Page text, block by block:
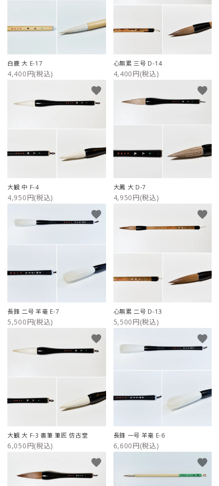
白鹿 大 E-17
4,400円(税込)
心無累 三号 D-14
4,400円(税込)
大観 中 F-4
4,950円(税込)
favorite
大鳳 大 D-7
4,950円(税込)
favorite
長鋒 二号 羊毫 E-7
5,500円(税込)
favorite
心無累 二号 D-13
5,500円(税込)
favorite
大観 大 F-3 書筆 筆匠 仿古堂
6,050円(税込)
favorite
長鋒 一号 羊毫 E-6
6,600円(税込)
favorite
favorite favorite